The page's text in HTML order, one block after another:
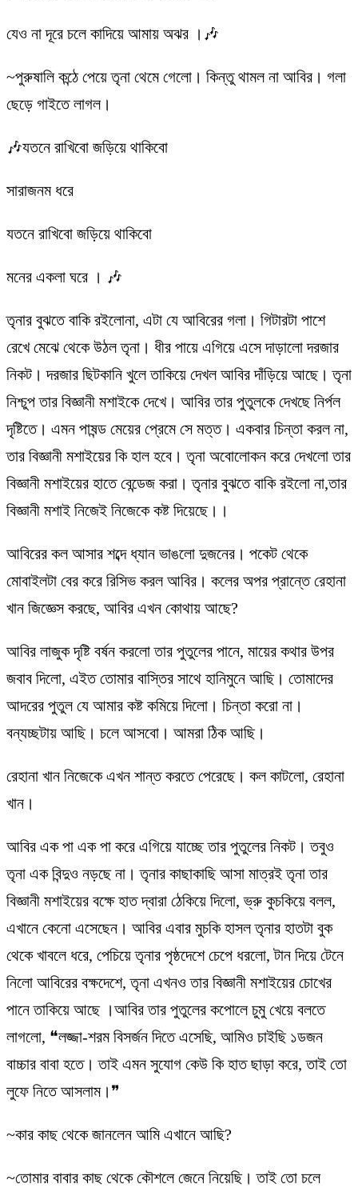
যেও না দূরে চলে কাদিয়ে আমায় অঝর ।🎶
~পুরুষালি কন্ঠে পেয়ে তৃনা থেমে গেলো। কিন্তু থামল না আবির। গলা
ছেড়ে গাইতে লাগল।
🎶যতনে রাখিবো জড়িয়ে থাকিবো
সারাজনম ধরে
যতনে রাখিবো জড়িয়ে থাকিবো
মনের একলা ঘরে । 🎶
তৃনার বুঝতে বাকি রইলোনা, এটা যে আবিরের গলা। গিটারটা পাশে
রেখে মেঝে থেকে উঠল তৃনা। ধীর পায়ে এগিয়ে এসে দাড়ালো দরজার
নিকট। দরজার ছিটকানি খুলে তাকিয়ে দেখল আবির দাঁড়িয়ে আছে। তৃনা
নিশ্চুপ তার বিজ্ঞানী মশাইকে দেখে। আবির তার পুতুলকে দেখছে নির্পল
দৃষ্টিতে। এমন পাষন্ড মেয়ের প্রেমে সে মত্ত। একবার চিন্তা করল না,
তার বিজ্ঞানী মশাইয়ের কি হাল হবে। তৃনা অবোলোকন করে দেখলো তার
বিজ্ঞানী মশাইয়ের হাতে বেন্ডেজ করা। তৃনার বুঝতে বাকি রইলো না,তার
বিজ্ঞানী মশাই নিজেই নিজেকে কষ্ট দিয়েছে।।
আবিরের কল আসার শব্দে ধ্যান ভাঙলো দুজনের। পকেট থেকে
মোবাইলটা বের করে রিসিভ করল আবির। কলের অপর প্রান্তে রেহানা
খান জিজ্ঞেস করছে, আবির এখন কোথায় আছে?
আবির লাজুক দৃষ্টি বর্ষন করলো তার পুতুলের পানে, মায়ের কথার উপর
জবাব দিলো, এইত তোমার বাস্তির সাথে হানিমুনে আছি। তোমাদের
আদরের পুতুল যে আমার কষ্ট কমিয়ে দিলো। চিন্তা করো না।
বন্যচ্ছটায় আছি। চলে আসবো। আমরা ঠিক আছি।
রেহানা খান নিজেকে এখন শান্ত করতে পেরেছে। কল কাটলো, রেহানা
খান।
আবির এক পা এক পা করে এগিয়ে যাচ্ছে তার পুতুলের নিকট। তবুও
তৃনা এক বিন্দুও নড়ছে না। তৃনার কাছাকাছি আসা মাত্রই তৃনা তার
বিজ্ঞানী মশাইয়ের বক্ষে হাত দ্বারা ঠেকিয়ে দিলো, ভ্রু কুচকিয়ে বলল,
এখানে কেনো এসেছেন। আবির এবার মুচকি হাসল তৃনার হাতটা বুক
থেকে খাবলে ধরে, পেচিয়ে তৃনার পৃষ্ঠদেশে চেপে ধরলো, টান দিয়ে টেনে
নিলো আবিরের বক্ষদেশে, তৃনা এখনও তার বিজ্ঞানী মশাইয়ের চোখের
পানে তাকিয়ে আছে ।আবির তার পুতুলের কপোলে চুমু খেয়ে বলতে
লাগলো, ❝লজ্জা-শরম বিসর্জন দিতে এসেছি, আমিও চাইছি ১ডজন
বাচ্চার বাবা হতে। তাই এমন সুযোগ কেউ কি হাত ছাড়া করে, তাই তো
লুফে নিতে আসলাম।❞
~কার কাছ থেকে জানলেন আমি এখানে আছি?
~তোমার বাবার কাছ থেকে কৌশলে জেনে নিয়েছি। তাই তো চলে